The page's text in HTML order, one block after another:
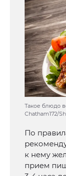
Такое блюдо
Chatham172/
По
к нему
прием